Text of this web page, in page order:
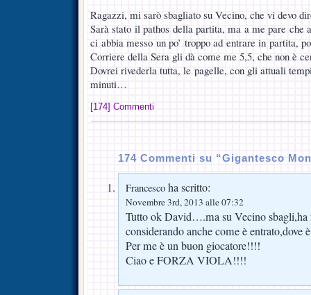
Ragazzi, mi sarò sbagliato su Vecino, che vi devo
Sarà stato il pathos della partita, ma a me pare che
ci abbia messo un po’ troppo ad entrare in partita,
Corriere della Sera gli dà come me 5,5, che non è
Dovrei rivederla tutta, le pagelle, con gli attuali
minuti…
[174] Commenti
174 Commenti su “Gigantesco
Francesco ha scritto:
Novembre 3rd, 2013 alle 07:32
Tutto ok David….ma su Vecino sbagli,ha
considerando anche come è entrato,dove
Per me è un buon giocatore!!!!
Ciao e FORZA VIOLA!!!!